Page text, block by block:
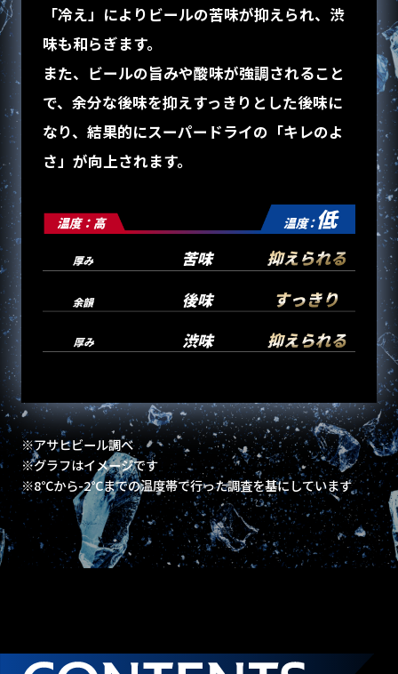
「冷え」によりビールの苦味が抑えられ、渋
味も和らぎます。
また、ビールの旨みや酸味が強調されること
で、 余分な後味を抑えすっきりとした後味に
なり、 結果的にスーパードライの「キレのよ
さ」が向上されます。
※アサヒビール調べ
※グラフはイメージです
※8℃から-2℃までの温度帯で行った調査を基にしています